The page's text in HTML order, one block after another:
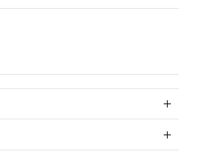
天沼エリアに位置し、落ち着いた
性を兼ね備えた
ます。
約5分と駅近であり、JR中央線・東
利用が可能
た都心主要エリアへのアクセスに